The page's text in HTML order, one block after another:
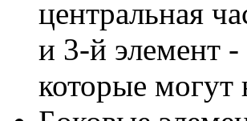
центральная
и 3-й элемент
которые могут